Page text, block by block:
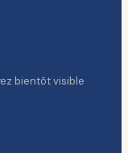
bientôt visible